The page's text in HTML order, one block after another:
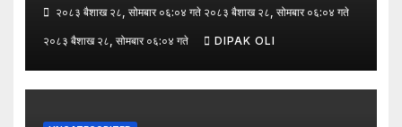
२०८३ बैशाख २८, सोमबार ०६:०४ गते २०८३ बैशाख २८, सोमबार ०६:०४ गते
२०८३ बैशाख २८, सोमबार ०६:०४ गते DIPAK OLI